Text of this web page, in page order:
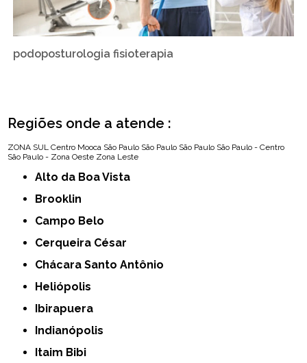
podoposturologia fisioterapia
Regiões onde a atende :
ZONA SUL Centro Mooca São Paulo São Paulo São Paulo São Paulo - Centro
São Paulo - Zona Oeste Zona Leste
Alto da Boa Vista
Brooklin
Campo Belo
Cerqueira César
Chácara Santo Antônio
Heliópolis
Ibirapuera
Indianópolis
Itaim Bibi